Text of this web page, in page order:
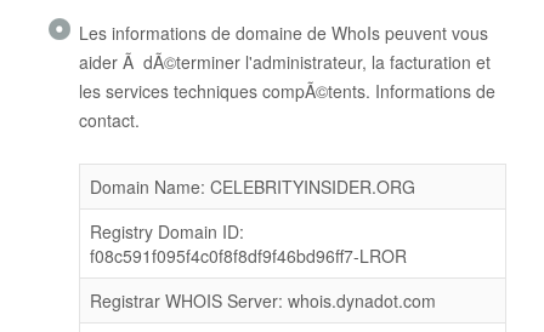
Les informations de domaine de WhoIs peuvent vous
aider Ã dÃ©terminer l'administrateur, la facturation et
les services techniques compÃ©tents. Informations de
contact.
Domain Name: CELEBRITYINSIDER.ORG
Registry Domain ID:
f08c591f095f4c0f8f8df9f46bd96ff7-LROR
Registrar WHOIS Server: whois.dynadot.com